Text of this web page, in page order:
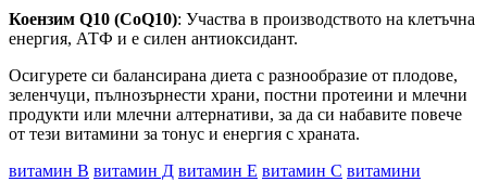
Коензим Q10 (CoQ10): Участва в производството на клетъчна
енергия, АТФ и е силен антиоксидант.
Осигурете си балансирана диета с разнообразие от плодове,
зеленчуци, пълнозърнести храни, постни протеини и млечни
продукти или млечни алтернативи, за да си набавите повече
от тези витамини за тонус и енергия с храната.
витамин В витамин Д витамин Е витамин С витамини